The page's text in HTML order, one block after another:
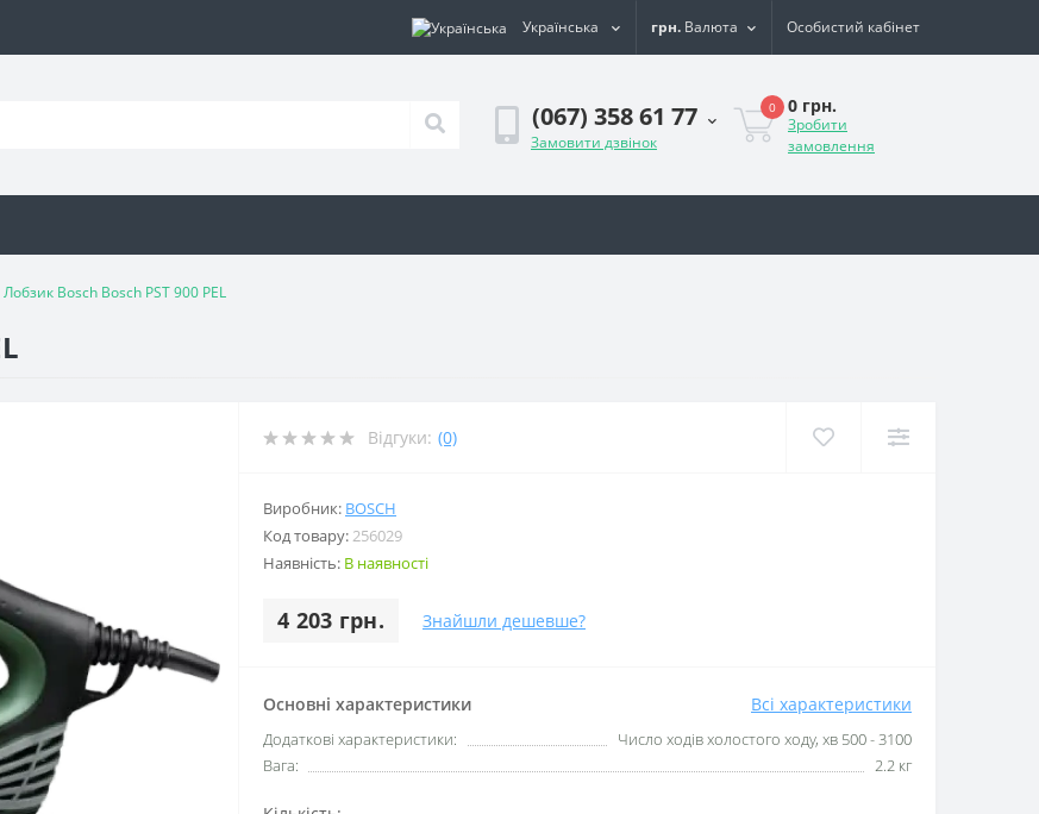
Українська грн. Валюта Особистий кабінет
(067) 358 61 77
Замовити дзвінок
0 0 грн.
Зробити
замовлення
Лобзик Bosch Bosch PST 900 PEL
Відгуки: (0)
Виробник: BOSCH
Код товару:256029
Наявність: В наявності
4 203 грн. Знайшли дешевше?
Основні характеристики Всі характеристики
Додаткові характеристики:
Число ходів холостого ходу, хв 500 - 3100
Вага:
2.2 кг